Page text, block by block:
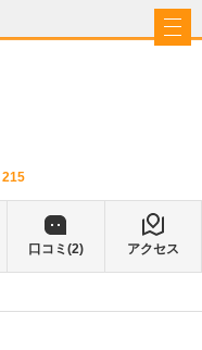
215
口コミ(2) アクセス